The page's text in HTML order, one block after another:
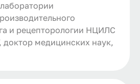
и рецепторологии НЦИЛС
доктор медицинских наук,